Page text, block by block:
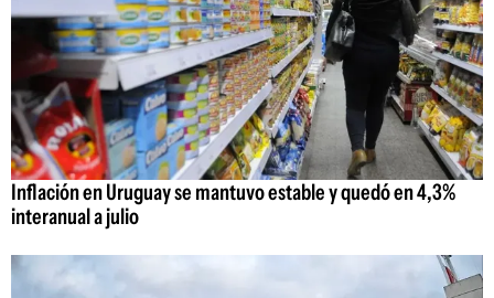
Inflación en Uruguay se mantuvo estable y quedó en 4,3%
interanual a julio